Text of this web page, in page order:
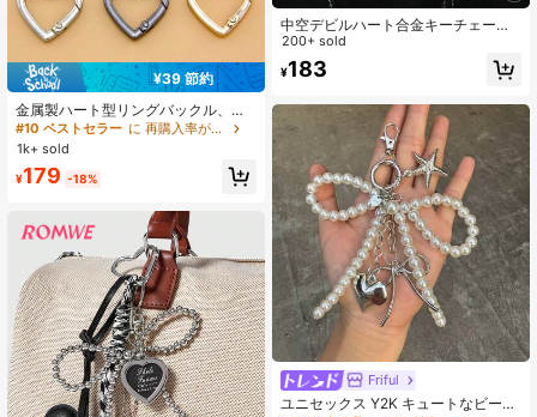
¥39 節約
金属製ハート型リングバックル、バ
ッグ、衣料品アクセサリー用スプリ
ングクラスプ
#10 ベストセラー
に 再購入率が高い ペンダント
1k+ sold
¥179 -18%
中空デビルハート合金キーチェー
ン、パンク棘ハートバッグチャーム&
衣類アクセサリー、アバンギャルド
ゴシック中空ハートペンダント、バ
K&オルタナティブファッションに最
適、ティーン、Eガール、パンク愛好
家、ギフトに最適、バレンタインデ
ー、イースター、コンサート、ギフ
トに最適、耐久性のある合金素材、
キーチェーンとして使用可能
200+ sold
¥183
Friful
ユニセックス Y2K キュートなビーズ